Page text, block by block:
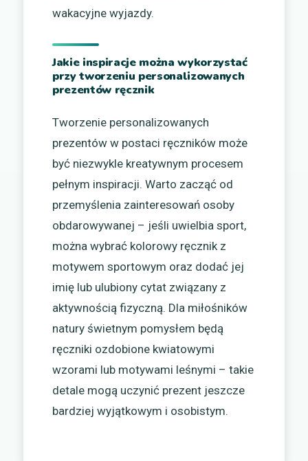
wakacyjne wyjazdy.
Jakie inspiracje można wykorzystać
przy tworzeniu personalizowanych
prezentów ręcznik
Tworzenie personalizowanych
prezentów w postaci ręczników może
być niezwykle kreatywnym procesem
pełnym inspiracji. Warto zacząć od
przemyślenia zainteresowań osoby
obdarowywanej – jeśli uwielbia sport,
można wybrać kolorowy ręcznik z
motywem sportowym oraz dodać jej
imię lub ulubiony cytat związany z
aktywnością fizyczną. Dla miłośników
natury świetnym pomysłem będą
ręczniki ozdobione kwiatowymi
wzorami lub motywami leśnymi – takie
detale mogą uczynić prezent jeszcze
bardziej wyjątkowym i osobistym.